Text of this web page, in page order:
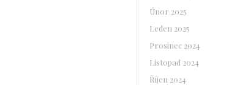
Únor 2025
Leden 2025
Prosinec 2024
Listopad 2024
Říjen 2024